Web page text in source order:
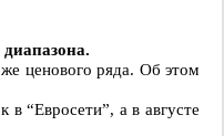
ценового ряда. Об этом
“Евросети”, а в августе